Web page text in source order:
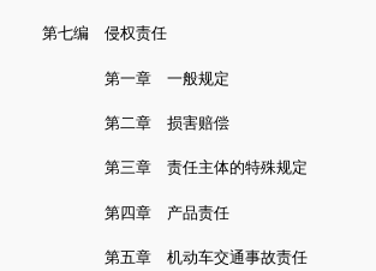
第七编 侵权责任
第一章 一般规定
第二章 损害赔偿
第三章 责任主体的特殊规定
第四章 产品责任
第五章 机动车交通事故责任